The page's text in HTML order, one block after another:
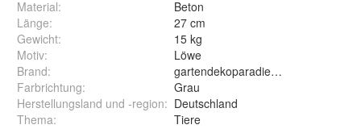
Material:
Beton
Länge:
27 cm
Gewicht:
15 kg
Motiv:
Löwe
Brand:
gartendekoparadies.de
Farbrichtung:
Grau
Herstellungsland und -region: Deutschland
Thema: Tiere